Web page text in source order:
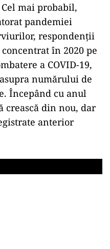
mai probabil,
pandemiei
respondenții
în 2020 pe
a COVID-19,
numărului de
Începând cu anul
crească din nou, dar
anterior